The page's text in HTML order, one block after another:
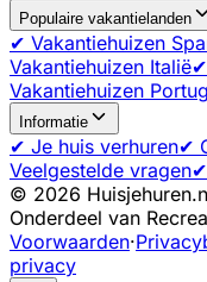
Populaire vakantielanden
✔ Vakantiehuizen
Vakantiehuizen Italië
Vakantiehuizen
Informatie
✔ Je huis verhuren✔
Veelgestelde vragen
© 2026
Onderdeel van
Voorwaarden·
privacy